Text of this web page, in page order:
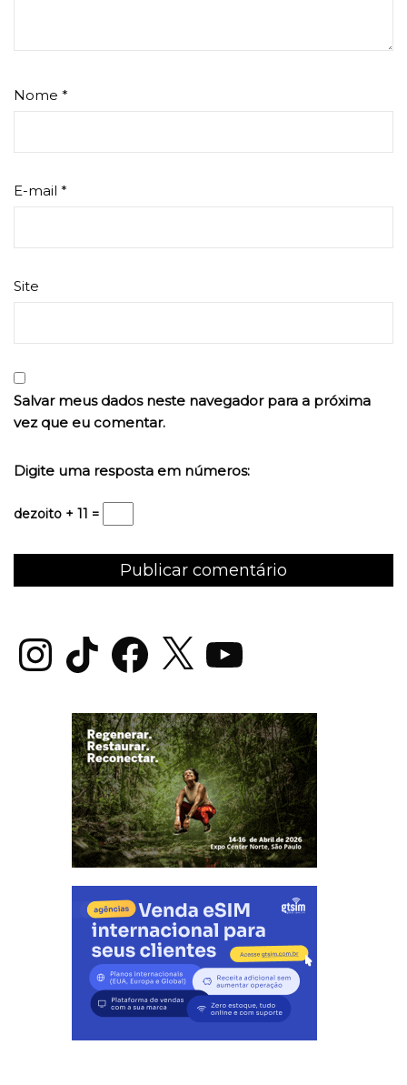
Nome *
E-mail *
Site
Salvar meus dados neste navegador para a próxima
vez que eu comentar.
Digite uma resposta em números:
dezoito + 11 =
InstagramTikTok Facebook
X YouTube